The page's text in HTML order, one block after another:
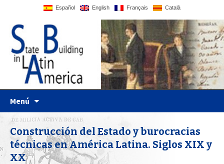
Español English Français Català
Statebglat
UPF website
Menú
Construcción del Estado y burocracias
técnicas en América Latina. Siglos XIX y
XX